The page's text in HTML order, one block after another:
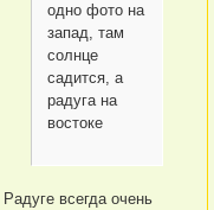
одно фото на
запад, там
солнце
садится, а
радуга на
востоке
Радуге всегда очень